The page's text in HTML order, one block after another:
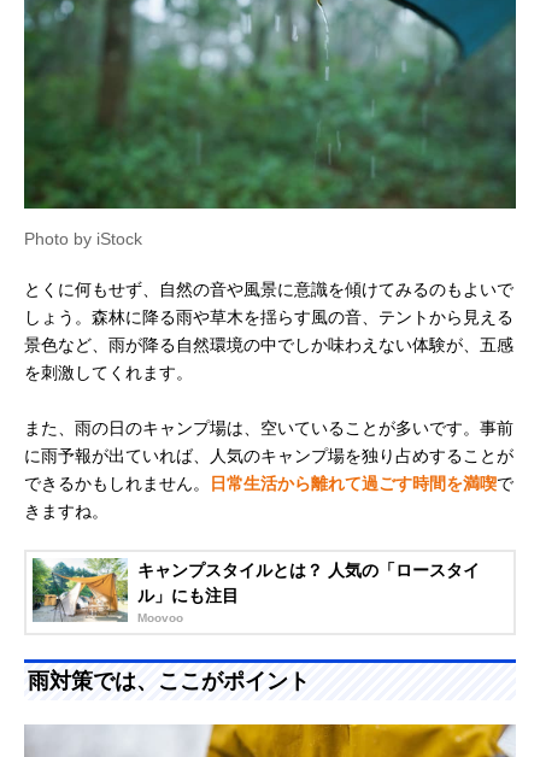
Photo by iStock
とくに何もせず、自然の音や風景に意識を傾けてみるのもよいで
しょう。森林に降る雨や草木を揺らす風の音、テントから見える
景色など、雨が降る自然環境の中でしか味わえない体験が、五感
を刺激してくれます。
また、雨の日のキャンプ場は、空いていることが多いです。事前
に雨予報が出ていれば、人気のキャンプ場を独り占めすることが
できるかもしれません。
日常生活から離れて過ごす時間を満喫で
きますね。
キャンプスタイルとは？ 人気の「ロースタイ
ル」にも注目
Moovoo
雨対策では、ここがポイント